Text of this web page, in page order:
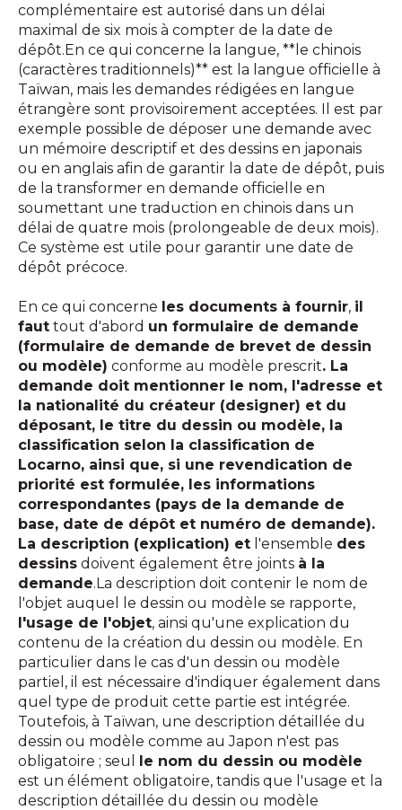
complémentaire est autorisé dans un délai
maximal de six mois à compter de la date de
dépôt.En ce qui concerne la langue, **le chinois
(caractères traditionnels)** est la langue officielle à
Taïwan, mais les demandes rédigées en langue
étrangère sont provisoirement acceptées. Il est par
exemple possible de déposer une demande avec
un mémoire descriptif et des dessins en japonais
ou en anglais afin de garantir la date de dépôt, puis
de la transformer en demande officielle en
soumettant une traduction en chinois dans un
délai de quatre mois (prolongeable de deux mois).
Ce système est utile pour garantir une date de
dépôt précoce.
En ce qui concerne les documents à fournir, il
faut tout d'abord un formulaire de demande
(formulaire de demande de brevet de dessin
ou modèle) conforme au modèle prescrit. La
demande doit mentionner le nom, l'adresse et
la nationalité du créateur (designer) et du
déposant, le titre du dessin ou modèle, la
classification selon la classification de
Locarno, ainsi que, si une revendication de
priorité est formulée, les informations
correspondantes (pays de la demande de
base, date de dépôt et numéro de demande).
La description (explication) et l'ensemble des
dessins doivent également être joints à la
demande.La description doit contenir le nom de
l'objet auquel le dessin ou modèle se rapporte,
l'usage de l'objet, ainsi qu'une explication du
contenu de la création du dessin ou modèle. En
particulier dans le cas d'un dessin ou modèle
partiel, il est nécessaire d'indiquer également dans
quel type de produit cette partie est intégrée.
Toutefois, à Taïwan, une description détaillée du
dessin ou modèle comme au Japon n'est pas
obligatoire ; seul le nom du dessin ou modèle
est un élément obligatoire, tandis que l'usage et la
description détaillée du dessin ou modèle